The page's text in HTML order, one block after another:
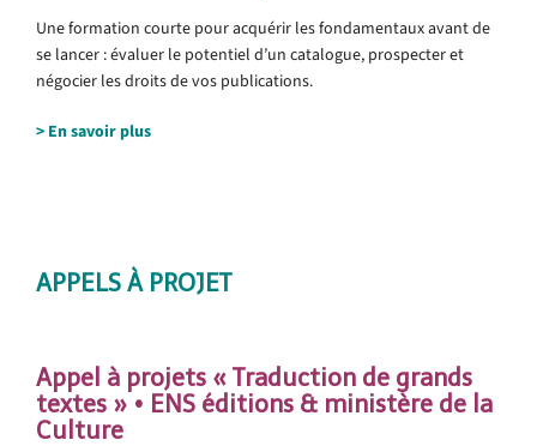
Une formation courte pour acquérir les fondamentaux avant de
se lancer : évaluer le potentiel d’un catalogue, prospecter et
négocier les droits de vos publications.
> En savoir plus
APPELS À PROJET
Appel à projets « Traduction de grands
textes » • ENS éditions & ministère de la
Culture